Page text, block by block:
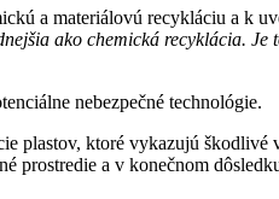
a materiálovú recykláciu a k
ako chemická recyklácia. Je
nebezpečné technológie.
plastov, ktoré vykazujú škodlivé
a v konečnom